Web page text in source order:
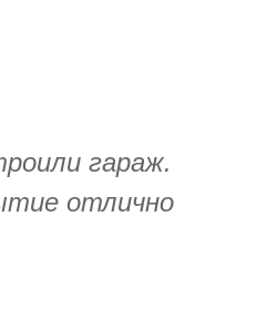
гараж.
отлично